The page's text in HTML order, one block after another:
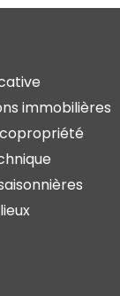
immobilières